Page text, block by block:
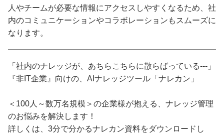
人やチームが必要な情報にアクセスしやすくなるため、社
内のコミュニケーションやコラボレーションもスムーズに
なります。
「社内のナレッジが、あちらこちらに散らばっている---」
『非IT企業』向けの、AIナレッジツール「ナレカン」
＜100人～数万名規模＞の企業様が抱える、ナレッジ管理
のお悩みを解決します！
詳しくは、3分で分かるナレカン資料をダウンロードし